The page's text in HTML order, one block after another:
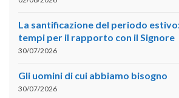
La santificazione del periodo
tempi per il rapporto con il Signore
30/07/2026
Gli uomini di cui abbiamo bisogno
30/07/2026